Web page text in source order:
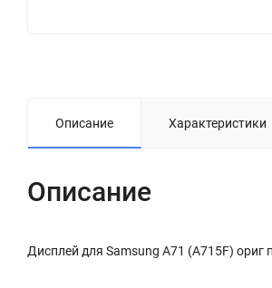
Описание Характеристики
Описание
Дисплей для Samsung A71 (A715F) ориг